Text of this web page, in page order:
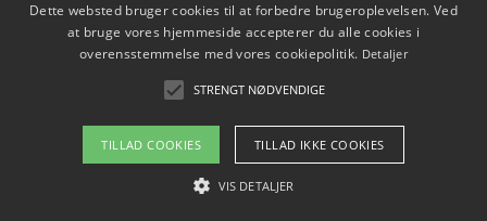
Sådan vælger du de bedste vandrerygsække til
vandreture i Danmark
Copyright 2026 - Pilanto Aps
Om / kontakt
Dette websted bruger cookies til at forbedre brugeroplevelsen. Ved
at bruge vores hjemmeside accepterer du alle cookies i
overensstemmelse med vores cookiepolitik. Detaljer
STRENGT NØDVENDIGE
TILLAD COOKIES TILLAD IKKE COOKIES
VIS DETALJER